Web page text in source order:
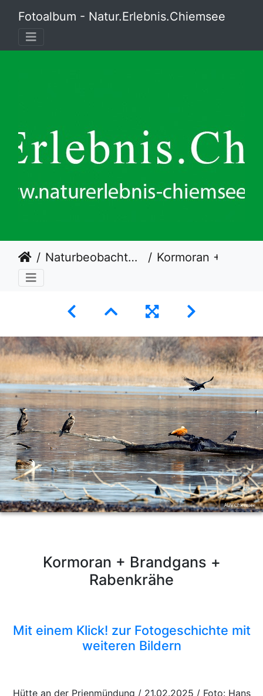
Fotoalbum - Natur.Erlebnis.Chiemsee
Naturbeobachtungsstation Hütte an der Prienmündung Kormoran + Brandgans + Rabenkrähe
Kormoran + Brandgans +
Rabenkrähe
Mit einem Klick! zur Fotogeschichte mit
weiteren Bildern
Hütte an der Prienmündung / 21.02.2025 / Foto: Hans